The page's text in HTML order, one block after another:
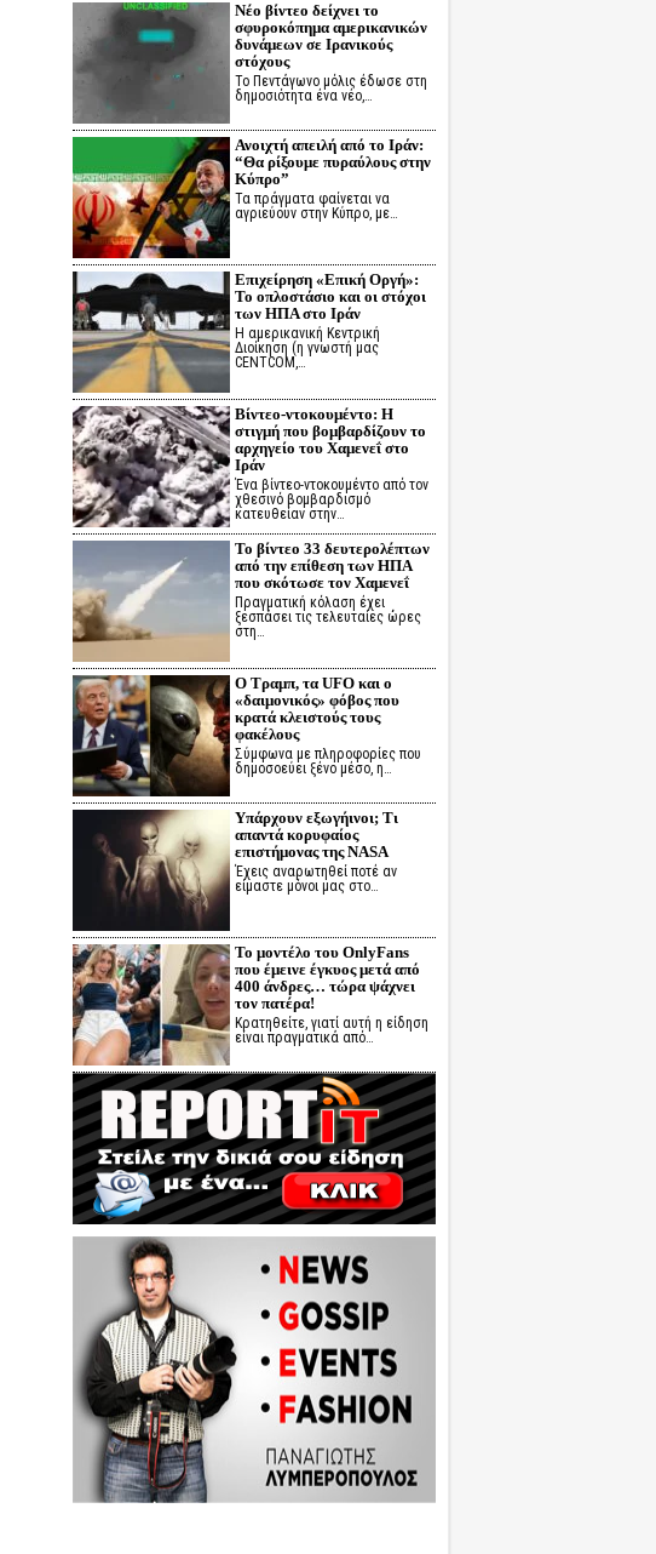
Νέο βίντεο δείχνει το
σφυροκόπημα αμερικανικών
δυνάμεων σε Ιρανικούς
στόχους
Το Πεντάγωνο μόλις έδωσε στη
δημοσιότητα ένα νέο,…
Ανοιχτή απειλή από το Ιράν:
“Θα ρίξουμε πυραύλους στην
Κύπρο”
Τα πράγματα φαίνεται να
αγριεύουν στην Κύπρο, με…
Επιχείρηση «Επική Οργή»:
Το οπλοστάσιο και οι στόχοι
των ΗΠΑ στο Ιράν
Η αμερικανική Κεντρική
Διοίκηση (η γνωστή μας
CENTCOM,…
Βίντεο-ντοκουμέντο: Η
στιγμή που βομβαρδίζουν το
αρχηγείο του Χαμενεΐ στο
Ιράν
Ένα βίντεο-ντοκουμέντο από τον
χθεσινό βομβαρδισμό
κατευθείαν στην…
Το βίντεο 33 δευτερολέπτων
από την επίθεση των ΗΠΑ
που σκότωσε τον Χαμενεΐ
Πραγματική κόλαση έχει
ξεσπάσει τις τελευταίες ώρες
στη…
Ο Τραμπ, τα UFO και ο
«δαιμονικός» φόβος που
κρατά κλειστούς τους
φακέλους
Σύμφωνα με πληροφορίες που
δημοσοεύει ξένο μέσο, η…
Υπάρχουν εξωγήινοι; Τι
απαντά κορυφαίος
επιστήμονας της NASA
Έχεις αναρωτηθεί ποτέ αν
είμαστε μόνοι μας στο…
Το μοντέλο του OnlyFans
που έμεινε έγκυος μετά από
400 άνδρες… τώρα ψάχνει
τον πατέρα!
Κρατηθείτε, γιατί αυτή η είδηση
είναι πραγματικά από…